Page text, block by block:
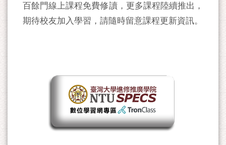
百餘門線上課程免費修讀，更多課程陸續推出，
期待校友加入學習，請隨時留意課程更新資訊。